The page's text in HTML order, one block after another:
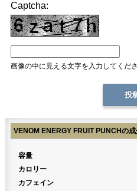
Captcha:
画像の中に見える文字を入力してくださ
VENOM ENERGY FRUIT PUNCHの成
容量
カロリー
カフェイン